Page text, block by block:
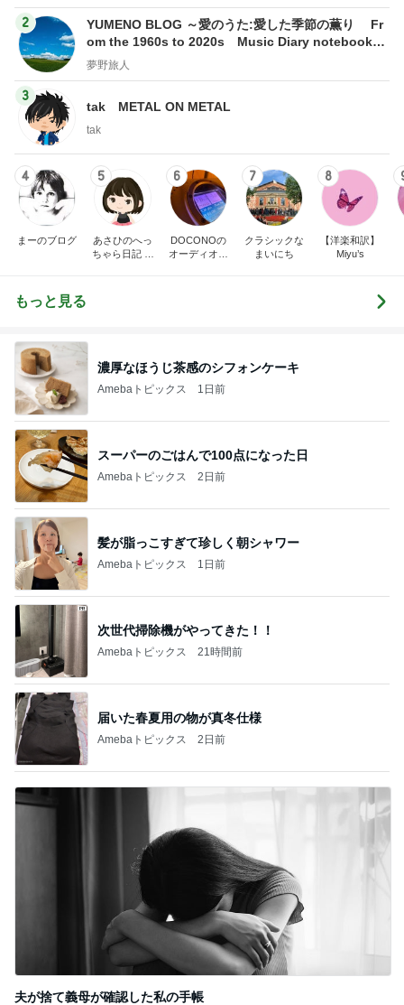
2
YUMENO BLOG ～愛のうた:愛した季節の薫り Fr
om the 1960s to 2020s Music Diary notebook～
夢野旅人
夢野旅人
3
tak METAL ON METAL
tak
4
まーのブログ
5
あさひのへっ
ちゃら日記 氷
6
DOCONOの
オーディオ礼
7
クラシックな
まいにち
8
【洋楽和訳】
Miyu’s
もっと見る
濃厚なほうじ茶感のシフォンケーキ
Amebaトピックス 1日前
スーパーのごはんで100点になった日
Amebaトピックス 2日前
髪が脂っこすぎて珍しく朝シャワー
Amebaトピックス 1日前
次世代掃除機がやってきた！！
Amebaトピックス 21時間前
届いた春夏用の物が真冬仕様
Amebaトピックス 2日前
夫が捨て義母が確認した私の手帳